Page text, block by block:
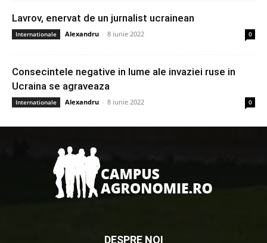
Lavrov, enervat de un jurnalist ucrainean
Internationale Alexandru - 8 iunie 2022 0
Consecintele negative in lume ale invaziei ruse in
Ucraina se agraveaza
Internationale Alexandru - 8 iunie 2022 0
DESPRE NOI